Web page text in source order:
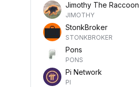
Jimothy The Raccoon
JIMOTHY
StonkBroker
STONKBROKER
Pons
PONS
Pi Network
PI